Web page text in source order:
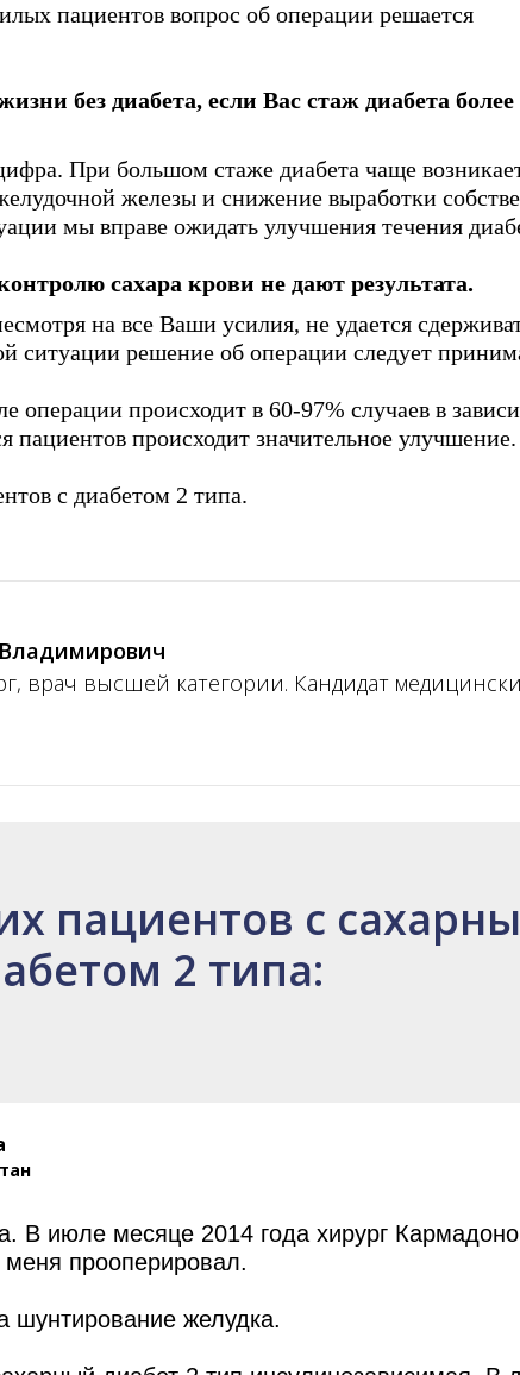
пациентов вопрос об операции решается
без диабета, если Вас стаж диабета более
При большом стаже диабета чаще
железы и снижение выработки
мы вправе ожидать улучшения течения
сахара крови не дают результата.
на все Ваши усилия, не удается
ситуации решение об операции следует
операции происходит в 60-97% случаев в
пациентов происходит значительное улучшение.
с диабетом 2 типа.
врач высшей категории. Кандидат
пациентов с
2 типа:
В июле месяце 2014 года хирург
прооперировал.
шунтирование желудка.